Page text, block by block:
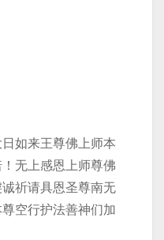
如来王尊佛上师本
无上感恩上师尊佛
祈请具恩圣尊南无
空行护法善神们加